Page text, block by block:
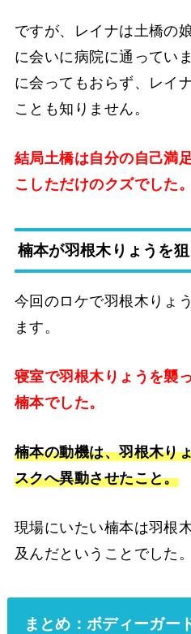
ですが、レイナは土橋の
に会いに病院に通ってい
に会ってもおらず、レイ
ことも知りません。
結局土橋は自分の自己満
こしただけのクズでした。
楠本が羽根木りょうを
今回のロケで羽根木りょ
ます。
寝室で羽根木りょうを襲
楠本でした。
楠本の動機は、羽根木り
スクへ異動させたこと。
現場にいたい楠本は羽根
及んだということでした。
まとめ：ボディーガー